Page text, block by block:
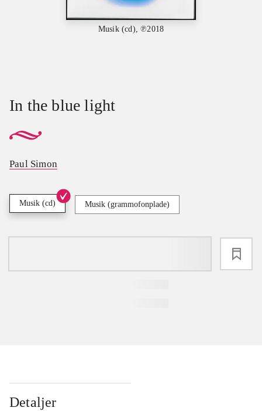
Musik (cd), ℗2018
In the blue light
Paul Simon
Musik (cd) Musik (grammofonplade)
Detaljer